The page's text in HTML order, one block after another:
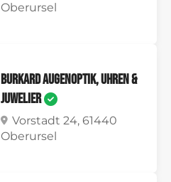
Oberursel
Burkard Augenoptik, Uhren &
Juwelier
Vorstadt 24, 61440
Oberursel